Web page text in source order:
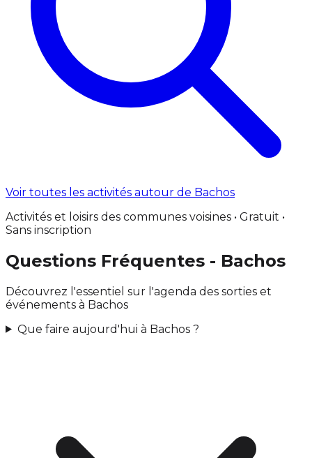
Voir toutes les activités autour de Bachos
Activités et loisirs des communes voisines • Gratuit •
Sans inscription
Questions Fréquentes - Bachos
Découvrez l'essentiel sur l'agenda des sorties et
événements à Bachos
Que faire aujourd'hui à Bachos ?